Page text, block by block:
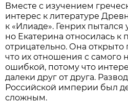
Вместе с изучением
интерес к литературе
к «Илиаде». Генрих пытался
но Екатерина относилась
отрицательно. Она открыто
что их отношения с самого
ошибкой, потому что
далеки друг от друга.
Российской империи был
сложным.